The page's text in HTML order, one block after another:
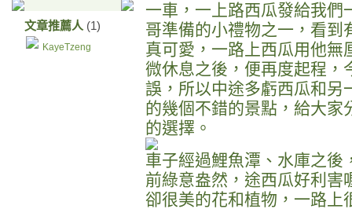
文章推薦人 (1)
KayeTzeng
一車，一上路西瓜發給我們
哥準備的小禮物之一，看到
真可愛，一路上西瓜用他無
微休息之後，便再度起程，
誤，所以中途多虧西瓜和另
的幾個不錯的景點，給大家
的選擇。
車子經過鯉魚潭、水庫之後
前綠意盎然，途西瓜好利害
卻很美的花和植物，一路上